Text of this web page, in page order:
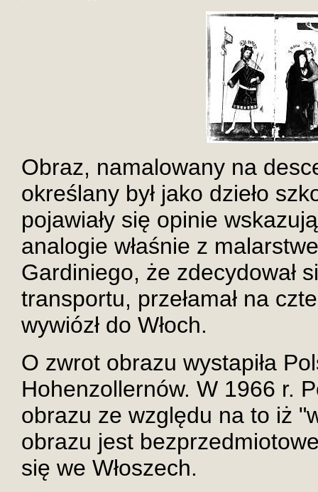
Obraz, namalowany na
określany był jako dzieło
pojawiały się opinie
analogie właśnie z
Gardiniego, że zdecydował
transportu, przełamał na
wywiózł do Włoch.
O zwrot obrazu wystapiła
Hohenzollernów. W 1966 r.
obrazu ze względu na to iż
obrazu jest
się we Włoszech.